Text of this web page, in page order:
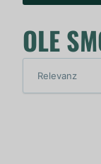
OLE